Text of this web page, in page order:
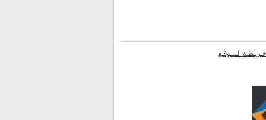
خـريـطـة الـمـوقـع